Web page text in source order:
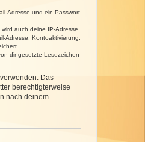
Adresse und ein Passwort
auch deine IP-Adresse
Adresse, Kontoaktivierung,
dir gesetzte Lesezeichen
Das
berechtigterweise
nach deinem